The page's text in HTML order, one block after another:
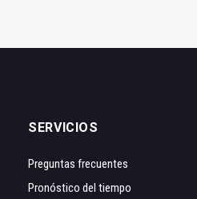
SERVICIOS
Preguntas frecuentes
Pronóstico del tiempo